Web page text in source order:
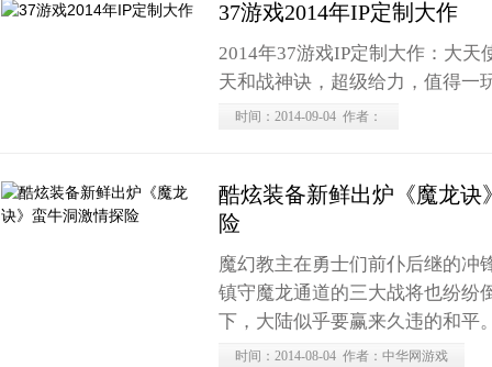
37游戏2014年IP定制大作
2014年37游戏IP定制大作：大天
天和战神诀，超级给力，值得一
时间：2014-09-04 作者：
酷炫装备新鲜出炉《魔龙诀
险
魔幻教主在勇士们前仆后继的冲
镇守魔龙通道的三大战将也纷纷
下，大陆似乎要赢来久违的和平
时间：2014-08-04 作者：中华网游戏